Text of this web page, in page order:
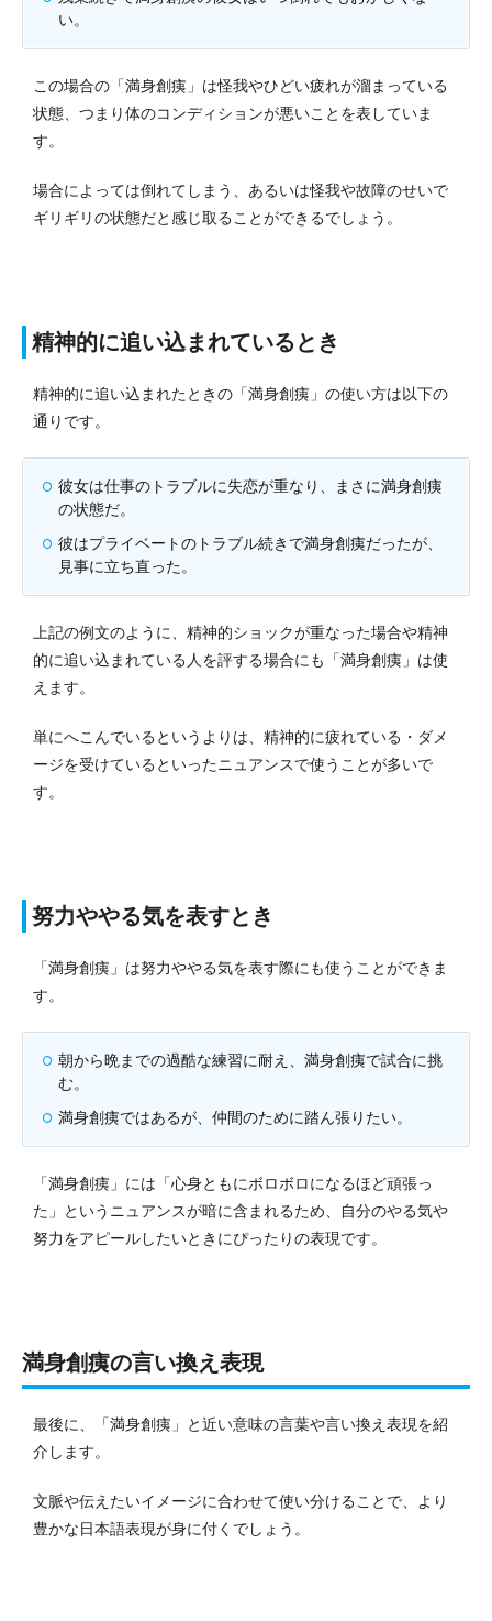
い。
この場合の「満身創痍」は怪我やひどい疲れが溜まっている
状態、つまり体のコンディションが悪いことを表していま
す。
場合によっては倒れてしまう、あるいは怪我や故障のせいで
ギリギリの状態だと感じ取ることができるでしょう。
精神的に追い込まれているとき
精神的に追い込まれたときの「満身創痍」の使い方は以下の
通りです。
彼女は仕事のトラブルに失恋が重なり、まさに満身創痍
の状態だ。
彼はプライベートのトラブル続きで満身創痍だったが、
見事に立ち直った。
上記の例文のように、精神的ショックが重なった場合や精神
的に追い込まれている人を評する場合にも「満身創痍」は使
えます。
単にへこんでいるというよりは、精神的に疲れている・ダメ
ージを受けているといったニュアンスで使うことが多いで
す。
努力ややる気を表すとき
「満身創痍」は努力ややる気を表す際にも使うことができま
す。
朝から晩までの過酷な練習に耐え、満身創痍で試合に挑
む。
満身創痍ではあるが、仲間のために踏ん張りたい。
「満身創痍」には「心身ともにボロボロになるほど頑張っ
た」というニュアンスが暗に含まれるため、自分のやる気や
努力をアピールしたいときにぴったりの表現です。
満身創痍の言い換え表現
最後に、「満身創痍」と近い意味の言葉や言い換え表現を紹
介します。
文脈や伝えたいイメージに合わせて使い分けることで、より
豊かな日本語表現が身に付くでしょう。